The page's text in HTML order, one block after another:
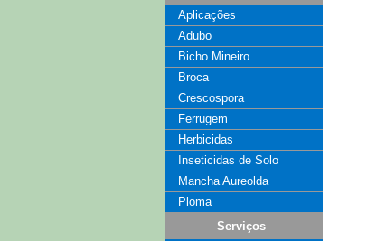
Aplicações
Adubo
Bicho Mineiro
Broca
Crescospora
Ferrugem
Herbicidas
Inseticidas de Solo
Mancha Aureolda
Ploma
Serviços